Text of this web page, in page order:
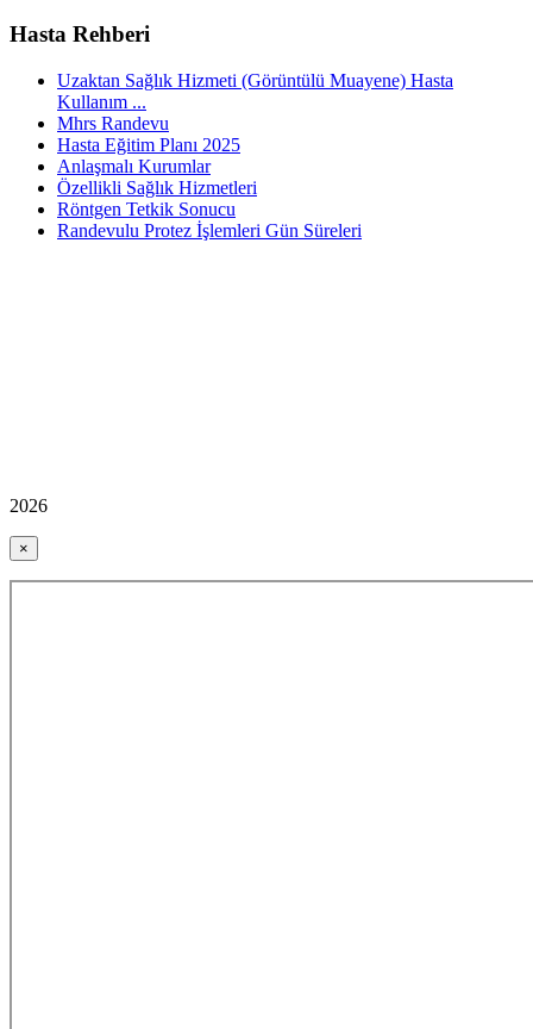
Hasta Rehberi
Uzaktan Sağlık Hizmeti (Görüntülü Muayene) Hasta
Kullanım ...
Mhrs Randevu
Hasta Eğitim Planı 2025
Anlaşmalı Kurumlar
Özellikli Sağlık Hizmetleri
Röntgen Tetkik Sonucu
Randevulu Protez İşlemleri Gün Süreleri
2026
×